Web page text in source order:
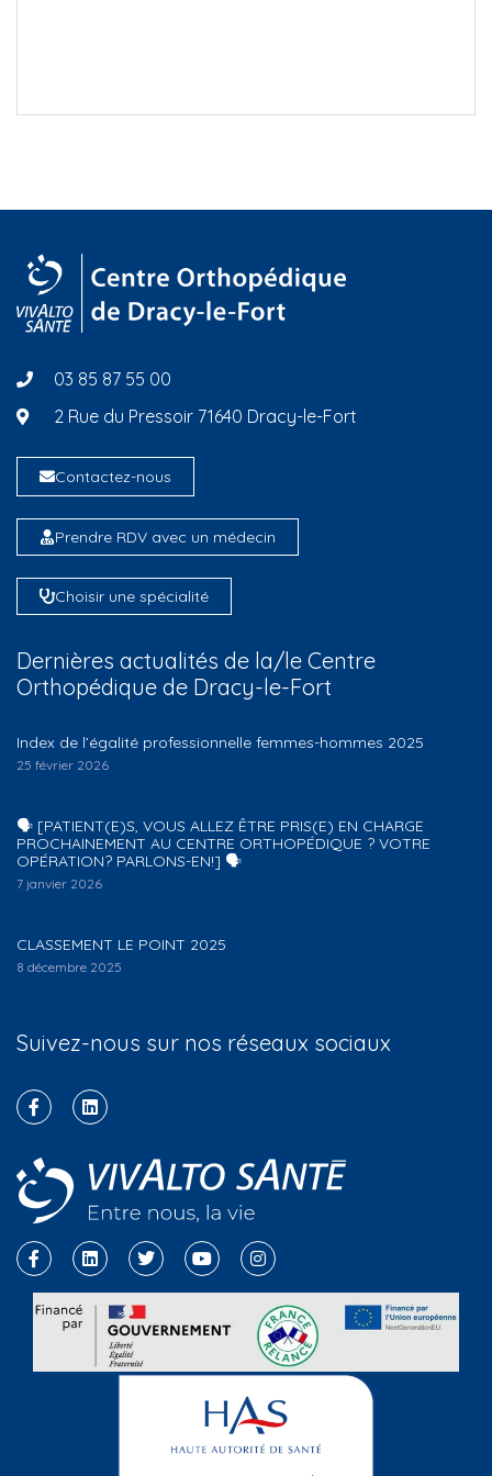
03 85 87 55 00
2 Rue du Pressoir 71640 Dracy-le-Fort
Contactez-nous
Prendre RDV avec un médecin
Choisir une spécialité
Dernières actualités de la/le Centre
Orthopédique de Dracy-le-Fort
Index de l’égalité professionnelle femmes-hommes 2025
25 février 2026
🗣️ [PATIENT(E)S, VOUS ALLEZ ÊTRE PRIS(E) EN CHARGE
PROCHAINEMENT AU CENTRE ORTHOPÉDIQUE ? VOTRE
OPÉRATION? PARLONS-EN!] 🗣️
7 janvier 2026
CLASSEMENT LE POINT 2025
8 décembre 2025
Suivez-nous sur nos réseaux sociaux